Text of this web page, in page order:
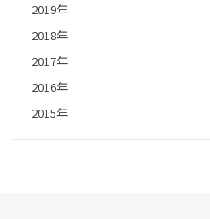
2019年
2018年
2017年
2016年
2015年